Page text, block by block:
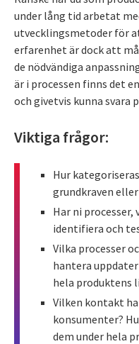
under lång tid arbetat
utvecklingsmetoder för
erfarenhet är dock att
de nödvändiga
är i processen finns det
och givetvis kunna svara
Viktiga frågor:
Hur
grundkraven
Har ni
identifiera och
Vilka processer
hantera
hela produktens
Vilken kontakt
konsumenter?
dem under hela